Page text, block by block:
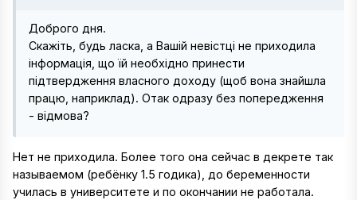
Доброго дня.
Скажіть, будь ласка, а Вашій невістці не приходила
інформація, що їй необхідно принести
підтвердження власного доходу (щоб вона знайшла
працю, наприклад). Отак одразу без попередження
- відмова?
Нет не приходила. Более того она сейчас в декрете так
называемом (ребёнку 1.5 годика), до беременности
училась в университете и по окончании не работала.